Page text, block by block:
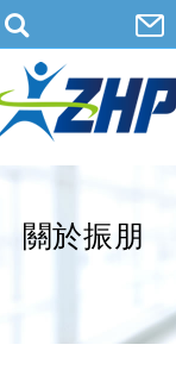
關於振朋
會員登入
會員登入(燈箱)
加入會員